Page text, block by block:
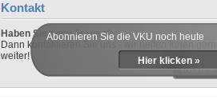
Kontakt
Haben Sie noch Fragen?
Dann kontaktieren Sie uns - wir helfen Ihnen gerne
weiter!
mehr »
Abonnieren Sie die VKU noch heute
Hier klicken »